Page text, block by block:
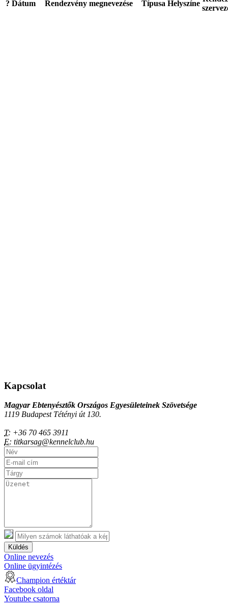
? Dátum Rendezvény megnevezése Típusa Helyszíne
Kapcsolat
Magyar Ebtenyésztők Országos Egyesületeinek Szövetsége
1119 Budapest Tétényi út 130.
T: +36 70 465 3911
E: titkarsag@kennelclub.hu
Küldés
Online nevezés
Online ügyintézés
Champion értéktár
Facebook oldal
Youtube csatorna